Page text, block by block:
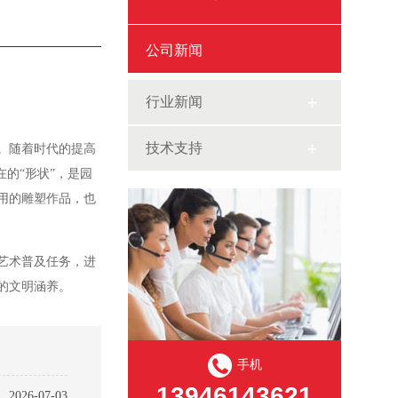
随着时代的提高
“形状”，是园
的雕塑作品，也
术普及任务，进
明涵养。
公司新闻
行业新闻
技术支持
手机